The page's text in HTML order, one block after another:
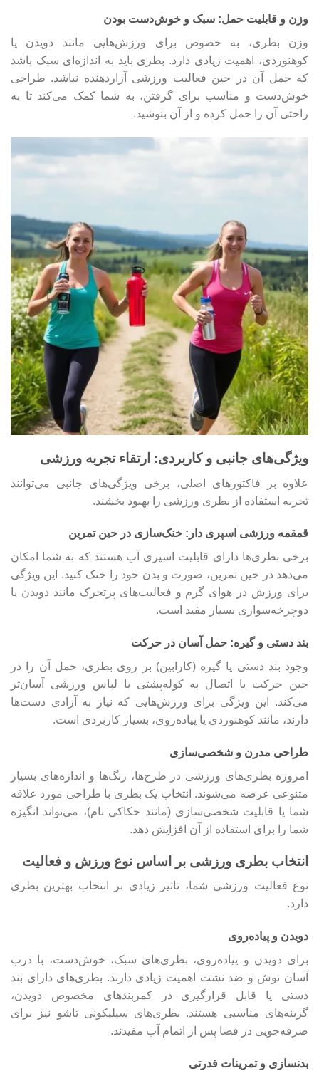
وزن و قابلیت حمل: سبک و خوش‌دست بودن
وزن بطری، به خصوص برای ورزش‌هایی مانند دویدن یا
کوهنوردی، اهمیت زیادی دارد. بطری باید به اندازه‌ای سبک باشد
که حمل آن در حین فعالیت ورزشی آزاردهنده نباشد. طراحی
خوش‌دست و مناسب برای گرفتن، به شما کمک می‌کند تا به
راحتی آن را حمل کرده و از آن بنوشید.
ویژگی‌های جانبی و کاربردی: ارتقاء تجربه ورزشی
علاوه بر فاکتورهای اصلی، برخی ویژگی‌های جانبی می‌توانند
تجربه استفاده از بطری ورزشی را بهبود بخشند.
قمقمه ورزشی اسپری دار: خنک‌سازی در حین تمرین
برخی بطری‌ها دارای قابلیت اسپری آب هستند که به شما امکان
می‌دهد در حین تمرین، صورت و بدن خود را خنک کنید. این ویژگی
برای ورزش در هوای گرم و فعالیت‌های پرتحرک مانند دویدن یا
دوچرخه‌سواری بسیار مفید است.
بند دستی و گیره: حمل آسان در حرکت
وجود بند دستی یا گیره (کارابین) بر روی بطری، حمل آن را در
حین حرکت یا اتصال به کوله‌پشتی یا لباس ورزشی آسان‌تر
می‌کند. این ویژگی برای ورزش‌هایی که نیاز به آزادی دست‌ها
دارند، مانند کوهنوردی یا پیاده‌روی، بسیار کاربردی است.
طراحی مدرن و شخصی‌سازی
امروزه بطری‌های ورزشی در طرح‌ها، رنگ‌ها و اندازه‌های بسیار
متنوعی عرضه می‌شوند. انتخاب یک بطری با طراحی مورد علاقه
شما یا قابلیت شخصی‌سازی (مانند حکاکی نام)، می‌تواند انگیزه
شما را برای استفاده از آن افزایش دهد.
انتخاب بطری ورزشی بر اساس نوع ورزش و فعالیت
نوع فعالیت ورزشی شما، تاثیر زیادی بر انتخاب بهترین بطری
دارد.
دویدن و پیاده‌روی
برای دویدن و پیاده‌روی، بطری‌های سبک، خوش‌دست، با درب
آسان نوش و ضد نشت اهمیت زیادی دارند. بطری‌های دارای بند
دستی یا قابل قرارگیری در کمربندهای مخصوص دویدن،
گزینه‌های مناسبی هستند. بطری‌های سیلیکونی تاشو نیز برای
صرفه‌جویی در فضا پس از اتمام آب مفیدند.
بدنسازی و تمرینات قدرتی